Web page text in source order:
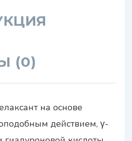
(0)
на основе
действием, γ-